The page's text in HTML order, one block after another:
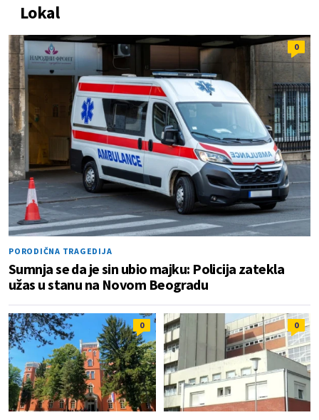
Lokal
0
PORODIČNA TRAGEDIJA
Sumnja se da je sin ubio majku: Policija zatekla
užas u stanu na Novom Beogradu
0 0